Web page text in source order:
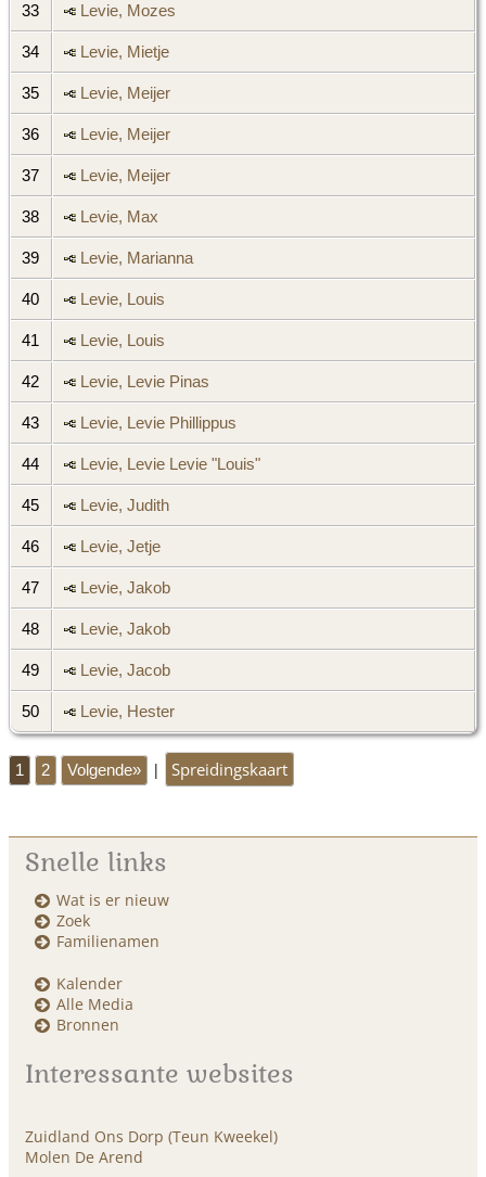
33 Levie, Mozes
34 Levie, Mietje
35 Levie, Meijer
36 Levie, Meijer
37 Levie, Meijer
38 Levie, Max
39 Levie, Marianna
40 Levie, Louis
41 Levie, Louis
42 Levie, Levie Pinas
43 Levie, Levie Phillippus
44 Levie, Levie Levie "Louis"
45 Levie, Judith
46 Levie, Jetje
47 Levie, Jakob
48 Levie, Jakob
49 Levie, Jacob
50 Levie, Hester
1 2 Volgende» | Spreidingskaart
Snelle links
Wat is er nieuw
Zoek
Familienamen
Kalender
Alle Media
Bronnen
Interessante websites
Zuidland Ons Dorp (Teun Kweekel)
Molen De Arend